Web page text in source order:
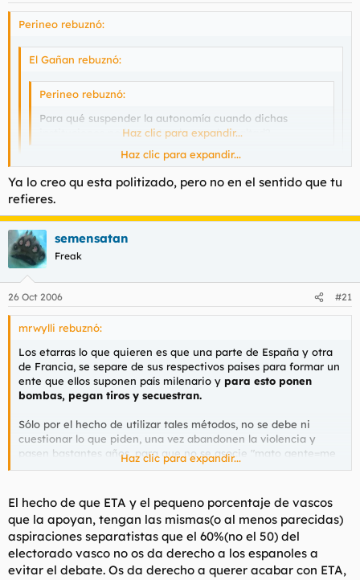
Perineo rebuznó:
El Gañan rebuznó:
Perineo rebuznó:
Para qué suspender la autonomía cuando dichas
instituciones no han actuado con deslealtad?
Haz clic para expandir...
Abertzaleak cuando el supremo dio la orden, por ejemplo.
Haz clic para expandir...
el supremoestá politizado.
Más información en su arisgería más cercana.
Haz clic para expandir...
Ya lo creo qu esta politizado, pero no en el sentido que tu
refieres.
semensatan
Freak
26 Oct 2006 #21
mrwylli rebuznó:
Los etarras lo que quieren es que una parte de España y otra
de Francia, se separe de sus respectivos paises para formar un
ente que ellos suponen país milenario y para esto ponen
bombas, pegan tiros y secuestran.
Sólo por el hecho de utilizar tales métodos, no se debe ni
cuestionar lo que piden, una vez abandonen la violencia y
pasen bastantes años, para que no se asocie "mato gente=me
hacen caso"se puede hacer un referendum, por supuesto,
españoles y todos los franceses.
Porque según dice la Constitución y para mí, la lógica más
básica, los soberanos del territorio de España, son los
españoles, y el País Vasco es territorio de España y tanto un
murciano como un gallego como el vasco son españoles y
Haz clic para expandir...
El hecho de que ETA y el pequeno porcentaje de vascos
que la apoyan, tengan las mismas(o al menos parecidas)
aspiraciones separatistas que el 60%(no el 50) del
electorado vasco no os da derecho a los espanoles a
evitar el debate. Os da derecho a querer acabar con ETA,